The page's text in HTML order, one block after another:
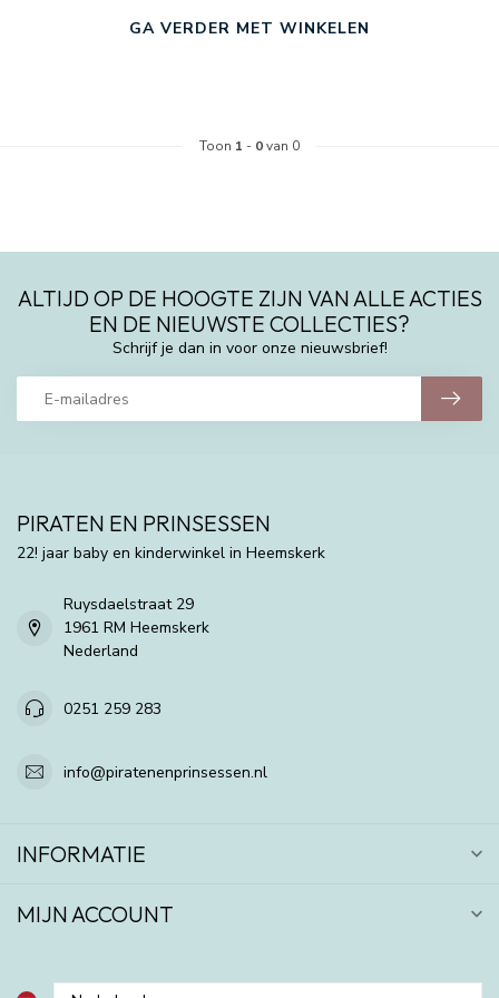
GA VERDER MET WINKELEN
Toon 1 - 0van 0
ALTIJD OP DE HOOGTE ZIJN VAN ALLE ACTIES
EN DE NIEUWSTE COLLECTIES?
Schrijf je dan in voor onze nieuwsbrief!
PIRATEN EN PRINSESSEN
22! jaar baby en kinderwinkel in Heemskerk
Ruysdaelstraat 29
1961 RM Heemskerk
Nederland
0251 259 283
info@piratenenprinsessen.nl
INFORMATIE
MIJN ACCOUNT